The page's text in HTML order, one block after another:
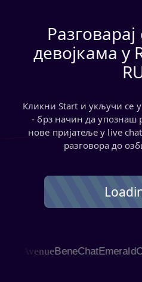
девојкама у
Кликни Start и укључи се
- брз начин да упознаш
нове пријатеље у live
разговора до
BeneChatEmeraldChat